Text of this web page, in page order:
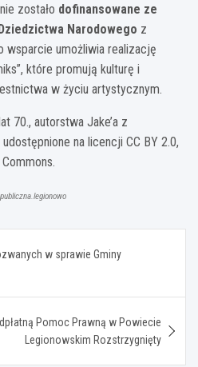
zostało dofinansowane ze
Narodowego z
wsparcie umożliwia realizację
które promują kulturę i
w życiu artystycznym.
70., autorstwa Jake’a z
na licencji CC BY 2.0,
w sprawie Gminy
Pomoc Prawną w Powiecie
Legionowskim Rozstrzygnięty